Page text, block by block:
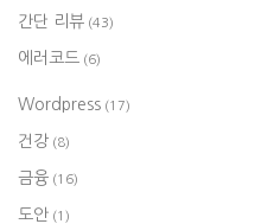
간단 리뷰 (43)
에러코드 (6)
Wordpress (17)
건강 (8)
금융 (16)
도안 (1)